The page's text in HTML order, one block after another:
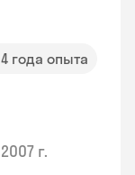
4 года опыта
2007 г.